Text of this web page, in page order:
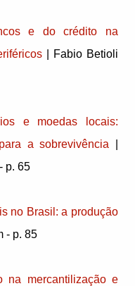
e do crédito na
| Fabio Betioli
e moedas locais:
a sobrevivência
p. 65
no Brasil: a produção
- p. 85
na mercantilização e